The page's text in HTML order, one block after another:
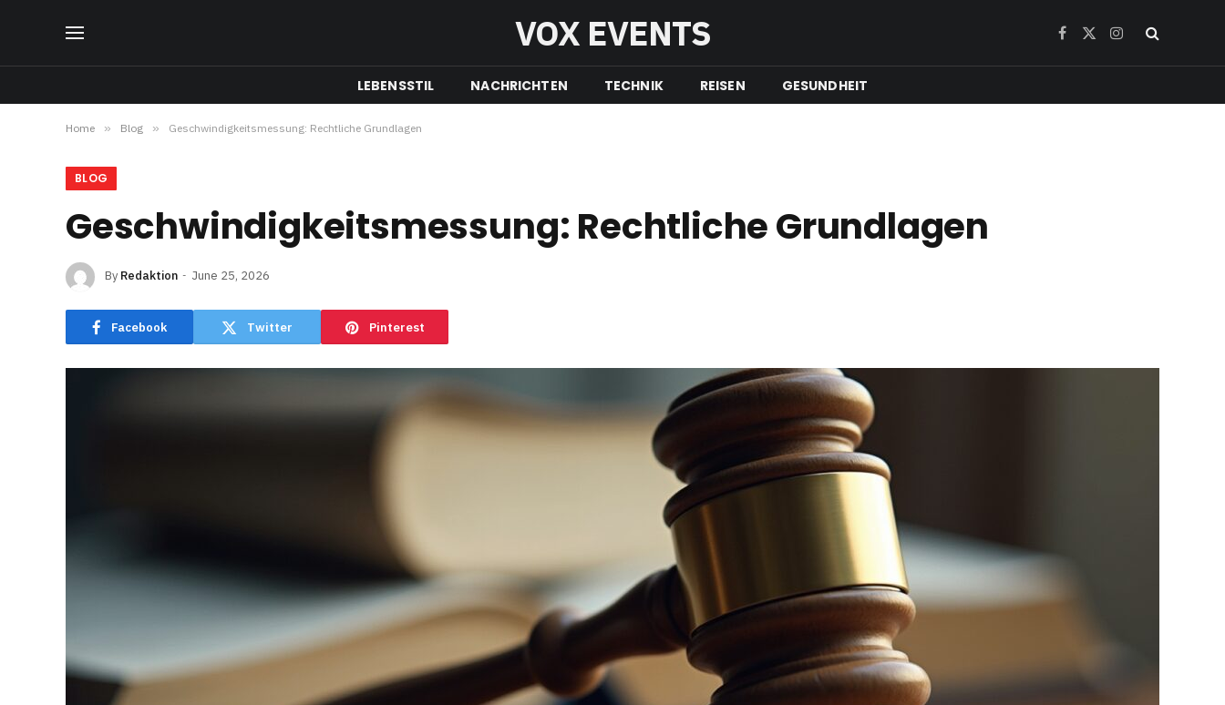
VOX EVENTS Facebook
X
Instagram
LEBENSSTIL NACHRICHTEN TECHNIK REISEN GESUNDHEIT
Home » Blog » Geschwindigkeitsmessung: Rechtliche Grundlagen
BLOG
Geschwindigkeitsmessung: Rechtliche Grundlagen
By Redaktion June 25, 2026
Facebook Twitter Pinterest